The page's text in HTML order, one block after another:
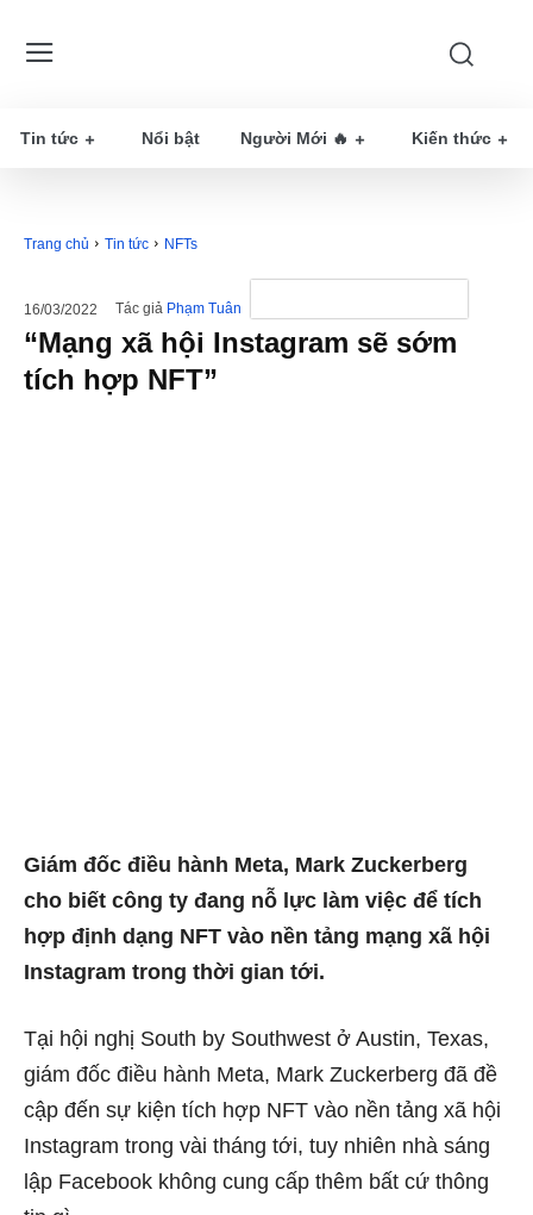
Tin tức Nổi bật Người Mới 🔥 Kiến thức
Trang chủ Tin tức NFTs
16/03/2022 Tác giả Phạm Tuân
“Mạng xã hội Instagram sẽ sớm
tích hợp NFT”
Giám đốc điều hành Meta, Mark Zuckerberg
cho biết công ty đang nỗ lực làm việc để tích
hợp định dạng NFT vào nền tảng mạng xã hội
Instagram trong thời gian tới.
Tại hội nghị South by Southwest ở Austin, Texas,
giám đốc điều hành Meta, Mark Zuckerberg đã đề
cập đến sự kiện tích hợp NFT vào nền tảng xã hội
Instagram trong vài tháng tới, tuy nhiên nhà sáng
lập Facebook không cung cấp thêm bất cứ thông